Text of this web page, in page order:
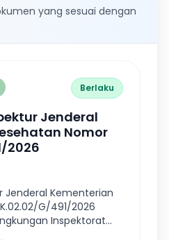
yang sesuai dengan
Berlaku
Jenderal
Nomor
2026
Jenderal Kementerian
G/491/2026
Inspektorat